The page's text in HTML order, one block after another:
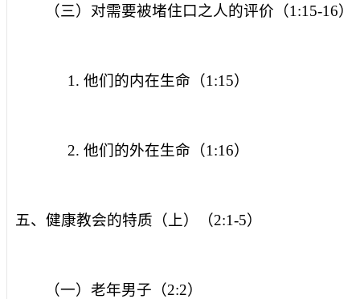
（三）对需要被堵住口之人的评价（1:15-16）
1.他们的内在生命（1:15）
2.他们的外在生命（1:16）
五、健康教会的特质（上）（2:1-5）
（一）老年男子（2:2）